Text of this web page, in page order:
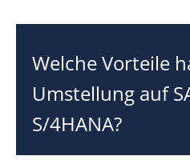
Welche Vorteile
Umstellung auf
S/4HANA?